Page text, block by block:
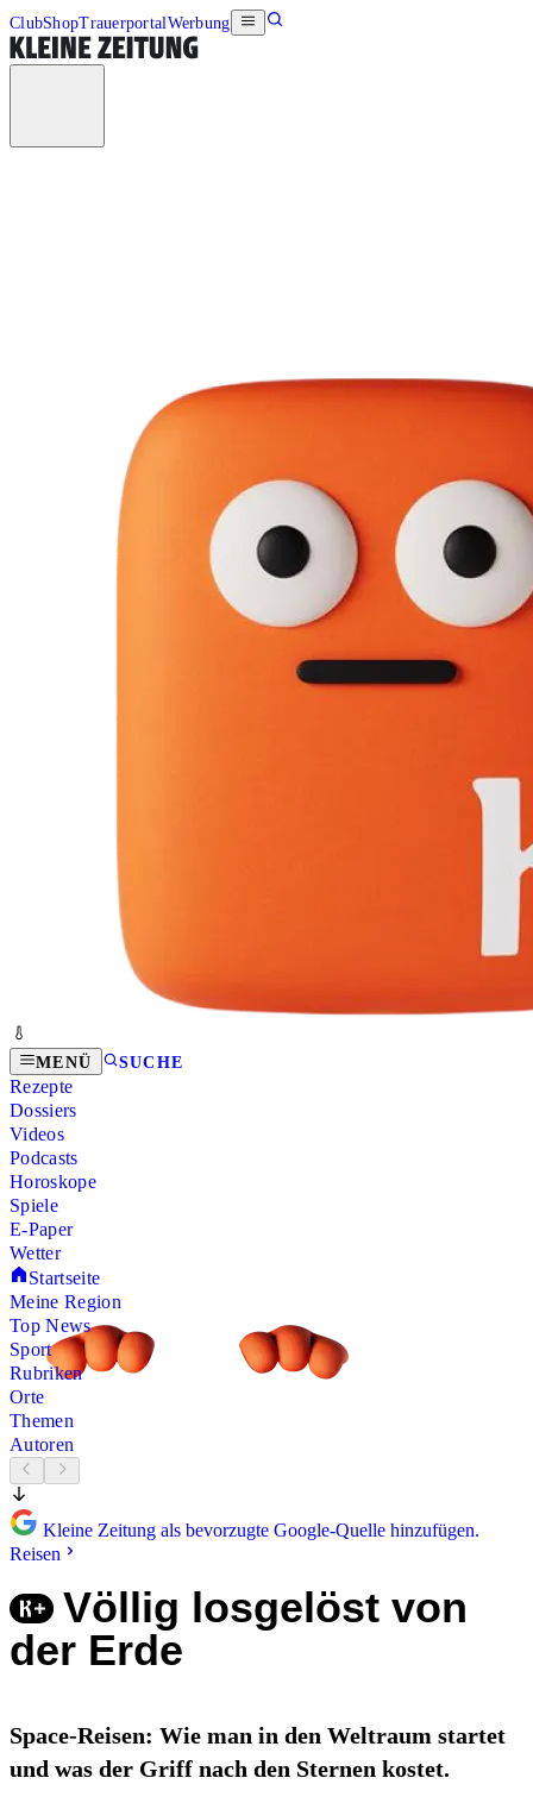
ClubShopTrauerportalWerbung
MENÜ SUCHE
Rezepte
Dossiers
Videos
Podcasts
Horoskope
Spiele
E-Paper
Wetter
Startseite
Meine Region
Top News
Sport
Rubriken
Orte
Themen
Autoren
Kleine Zeitung als bevorzugte Google-Quelle hinzufügen.
Reisen
Völlig losgelöst von
der Erde
Space-Reisen: Wie man in den Weltraum startet
und was der Griff nach den Sternen kostet.